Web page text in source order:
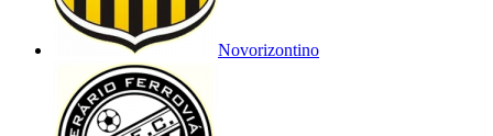
Novorizontino